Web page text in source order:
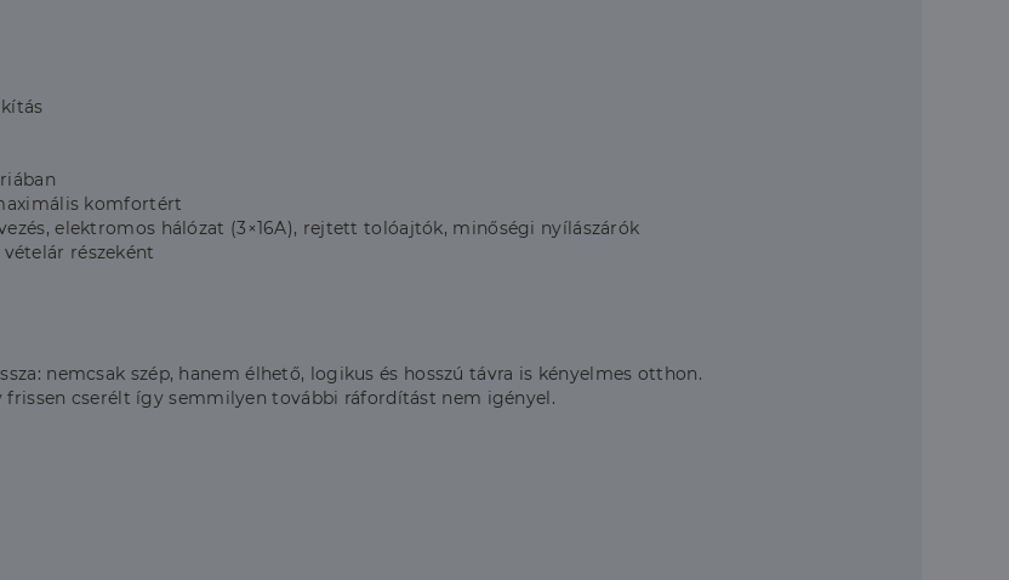
komfortért
elektromos hálózat (3×16A), rejtett tolóajtók, minőségi nyílászárók
részeként
nemcsak szép, hanem élhető, logikus és hosszú távra is kényelmes otthon.
cserélt így semmilyen további ráfordítást nem igényel.